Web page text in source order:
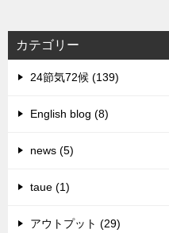
カテゴリー
24節気72候 (139)
English blog (8)
news (5)
taue (1)
アウトプット (29)